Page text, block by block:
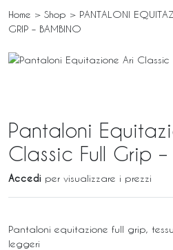
Home > Shop > PANTALONI
GRIP – BAMBINO
Pantaloni
Classic Full Grip
Accedi per visualizzare i prezzi
Pantaloni equitazione full grip,
leggeri